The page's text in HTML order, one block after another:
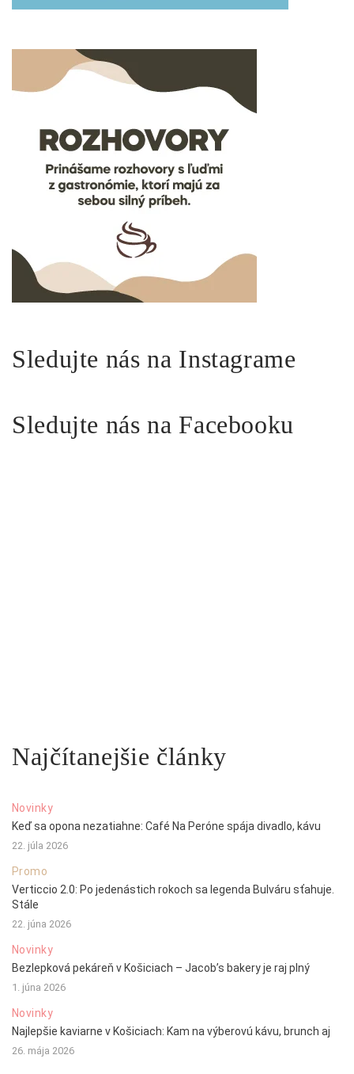
Sledujte nás na Instagrame
Sledujte nás na Facebooku
Najčítanejšie články
Novinky
Keď sa opona nezatiahne: Café Na Peróne spája divadlo, kávu
22. júla 2026
Promo
Verticcio 2.0: Po jedenástich rokoch sa legenda Bulváru sťahuje.
Stále
22. júna 2026
Novinky
Bezlepková pekáreň v Košiciach – Jacob’s bakery je raj plný
1. júna 2026
Novinky
Najlepšie kaviarne v Košiciach: Kam na výberovú kávu, brunch aj
26. mája 2026